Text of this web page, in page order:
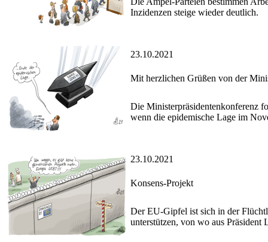
Inzidenzen steige wieder deutlich.
23.10.2021
Mit herzlichen Grüßen von der
Die Ministerpräsidentenkonferenz
wenn die epidemische Lage im
23.10.2021
Konsens-Projekt
Der EU-Gipfel ist sich in der
unterstützen, von wo aus